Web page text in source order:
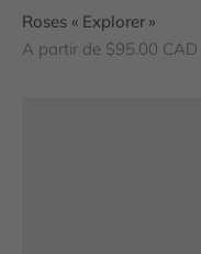
Roses « Explorer »
Prix de vente
A partir de $95.00 CAD